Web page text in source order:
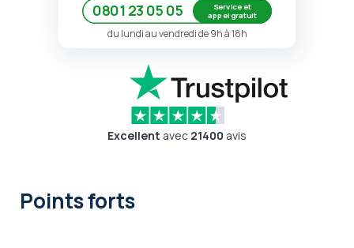
0801 23 05 05
Service et
appel gratuit
du lundi au vendredi de 9h à 18h
Excellent avec 21400 avis
Points forts